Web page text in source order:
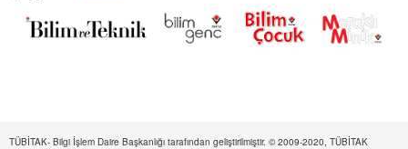
TÜBİTAK- Bilgi İşlem Daire Başkanlığı tarafından geliştirilmiştir. © 2009-2020, TÜBİTAK